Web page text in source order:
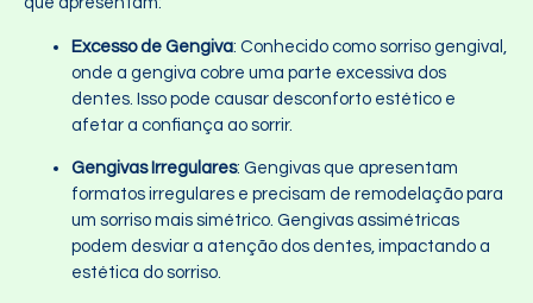
Excesso de Gengiva: Conhecido como sorriso gengival,
onde a gengiva cobre uma parte excessiva dos
dentes. Isso pode causar desconforto estético e
afetar a confiança ao sorrir.
Gengivas Irregulares: Gengivas que apresentam
formatos irregulares e precisam de remodelação para
um sorriso mais simétrico. Gengivas assimétricas
podem desviar a atenção dos dentes, impactando a
estética do sorriso.